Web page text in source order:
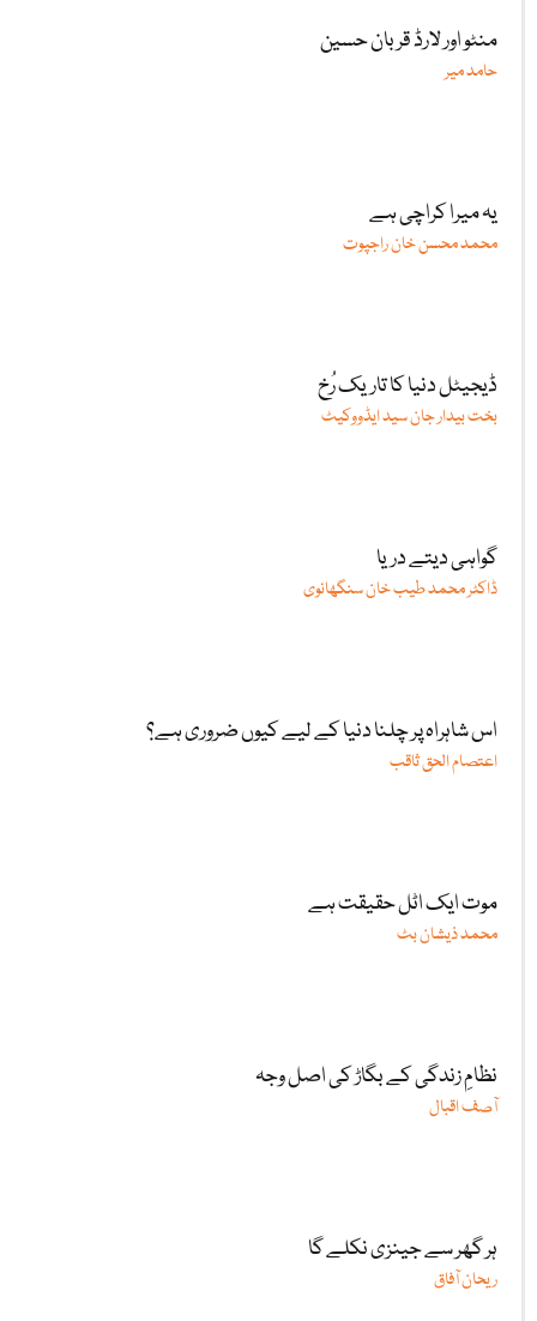
منٹو اور لارڈ قربان حسین
حامد میر
یہ میرا کراچی ہے
محمد محسن خان راجپوت
ڈیجیٹل دنیا کا تاریک رُخ
بخت بیدار جان سید ایڈووکیٹ
گواہی دیتے دریا
ڈاکٹر محمد طیب خان سنگھانوی
اس شاہراہ پر چلنا دنیا کے لیے کیوں ضروری ہے؟
اعتصام الحق ثاقب
موت ایک اٹل حقیقت ہے
محمد ذیشان بٹ
نظامِ زندگی کے بگاڑ کی اصل وجہ
آصف اقبال
ہر گھر سے جینزی نکلے گا
ریحان آفاق